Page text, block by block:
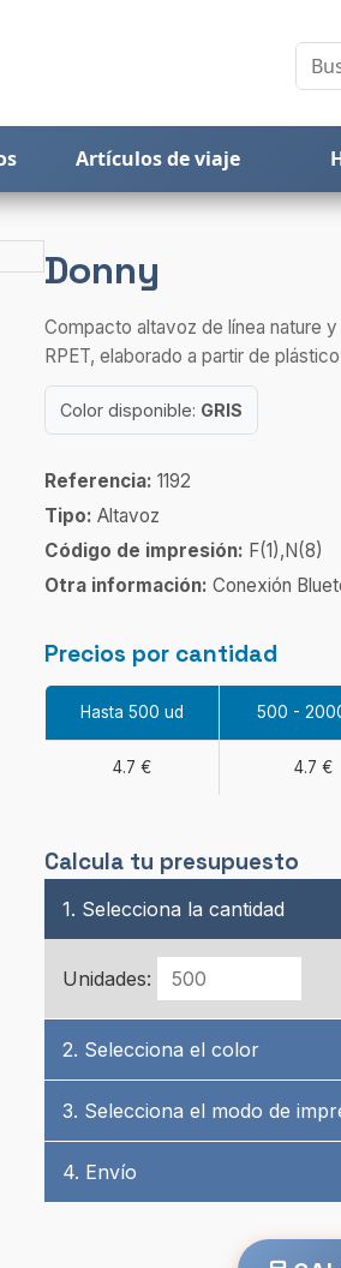
Artículos de viaje
Donny
Compacto altavoz de línea nature
RPET, elaborado a partir de
Color disponible: GRIS
Referencia: 1192
Tipo: Altavoz
Código de impresión: F(1),N(8)
Otra información: Conexión
Precios por cantidad
Hasta 500 ud 500 -
4.7 € 4.7 €
Calcula tu presupuesto
1. Selecciona la cantidad
Unidades:
2. Selecciona el color
3. Selecciona el modo de
4. Envío